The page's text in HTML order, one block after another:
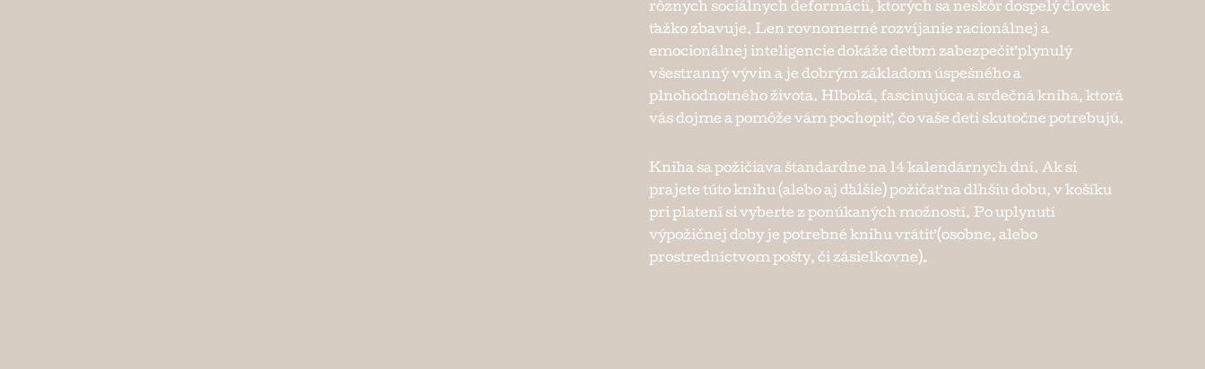
rôznych sociálnych deformácií, ktorých sa neskôr dospelý človek
ťažko zbavuje. Len rovnomerné rozvíjanie racionálnej a
emocionálnej inteligencie dokáže deťom zabezpečiť plynulý
všestranný vývin a je dobrým základom úspešného a
plnohodnotného života. Hlboká, fascinujúca a srdečná kniha, ktorá
vás dojme a pomôže vám pochopiť, čo vaše deti skutočne potrebujú.
Kniha sa požičiava štandardne na 14 kalendárnych dní. Ak si
prajete túto knihu (alebo aj ďalšie) požičať na dlhšiu dobu, v košíku
pri platení si vyberte z ponúkaných možností. Po uplynutí
výpožičnej doby je potrebné knihu vrátiť (osobne, alebo
prostredníctvom pošty, či zásielkovne).